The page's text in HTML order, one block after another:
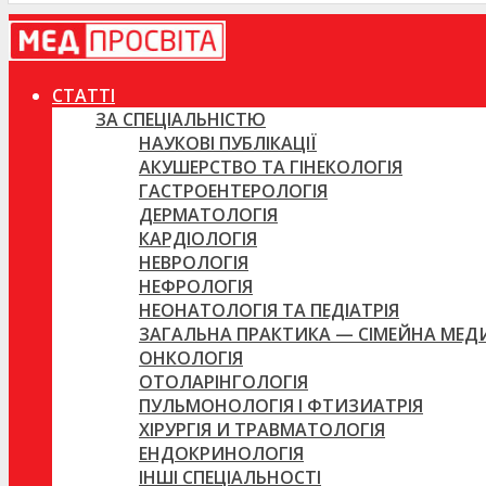
СТАТТІ
ЗА СПЕЦІАЛЬНІСТЮ
НАУКОВІ ПУБЛІКАЦІЇ
АКУШЕРСТВО ТА ГІНЕКОЛОГІЯ
ГАСТРОЕНТЕРОЛОГІЯ
ДЕРМАТОЛОГІЯ
КАРДІОЛОГІЯ
НЕВРОЛОГІЯ
НЕФРОЛОГІЯ
НЕОНАТОЛОГІЯ ТА ПЕДІАТРІЯ
ЗАГАЛЬНА ПРАКТИКА — СІМЕЙНА
ОНКОЛОГІЯ
ОТОЛАРІНГОЛОГІЯ
ПУЛЬМОНОЛОГІЯ І ФТИЗИАТРІЯ
ХІРУРГІЯ И ТРАВМАТОЛОГІЯ
ЕНДОКРИНОЛОГІЯ
ІНШІ СПЕЦІАЛЬНОСТІ